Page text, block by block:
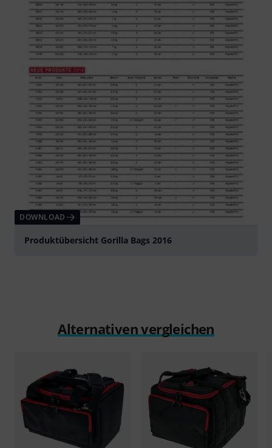
DOWNLOAD
Produktübersicht Gorilla Bags 2016
Alternativen vergleichen